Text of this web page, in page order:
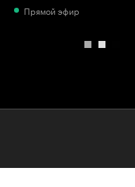
Прямой эфир